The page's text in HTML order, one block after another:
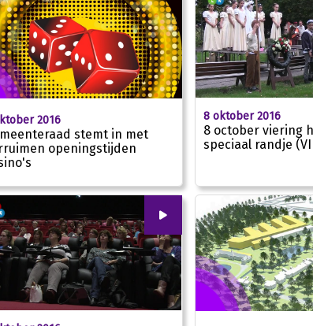
2016
stemt in met
openingstijden
8 oktober 2016
8 october viering
speciaal randje
00:00